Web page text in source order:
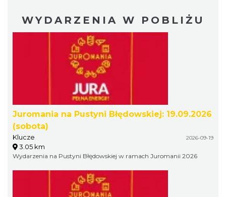
WYDARZENIA W POBLIŻU
Juromania na Pustyni Błędowskiej: 19.09.2026
(sobota)
Klucze 2026-09-19
3.05 km
Wydarzenia na Pustyni Błędowskiej w ramach Juromanii 2026